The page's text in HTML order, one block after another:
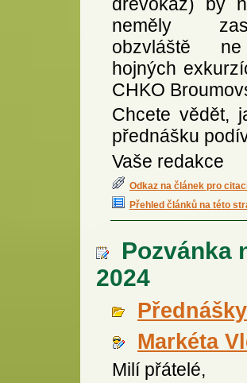
neměly
obzvláště
hojných
CHKO
Chcete vědět,
přednášku
Vaše redakce
Odkaz na článek pro
Přehled článků na této
Pozvánka
2024
Přednášky
Markéta
Milí přátelé,